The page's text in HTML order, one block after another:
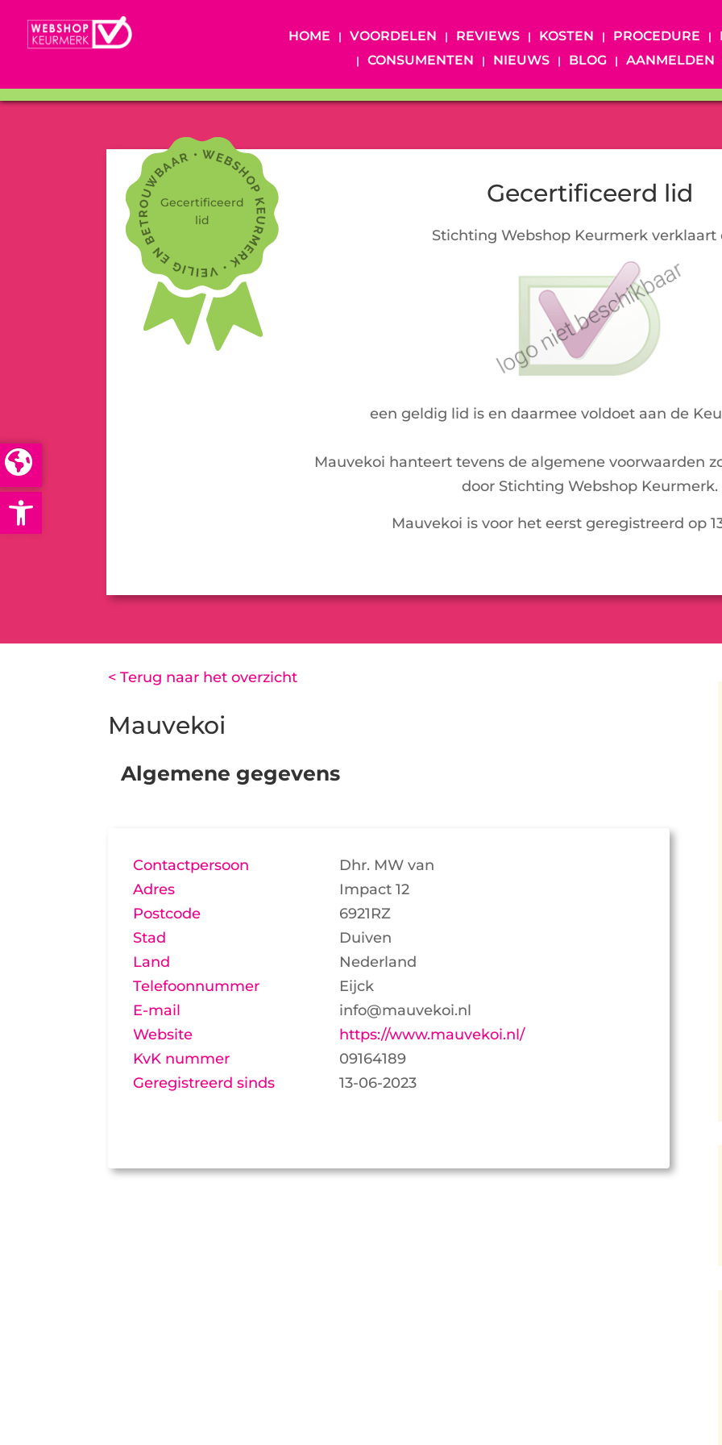
Open toolbar
HOME VOORDELEN REVIEWS KOSTEN PROCEDURE
CONSUMENTEN
NIEUWS BLOG AANMELDEN
Gecertificeerd
lid
Gecertificeerd lid
Stichting Webshop Keurmerk verklaart
een geldig lid is en daarmee voldoet aan de
Mauvekoi hanteert tevens de algemene voorwaarden
door Stichting Webshop Keurmerk.
Mauvekoi is voor het eerst geregistreerd op
< Terug naar het overzicht
Mauvekoi
Algemene gegevens
Contactpersoon
Dhr. MW van
Adres
Impact 12
Postcode
6921RZ
Stad
Duiven
Land
Nederland
Telefoonnummer
Eijck
E-mail
info@mauvekoi.nl
Website
https://www.mauvekoi.nl/
KvK nummer
09164189
Geregistreerd sinds
13-06-2023